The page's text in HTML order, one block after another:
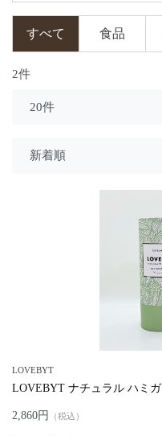
すべて 食品
2件
LOVEBYT
LOVEBYT ナチュラル ハミ
2,860円 （税込）